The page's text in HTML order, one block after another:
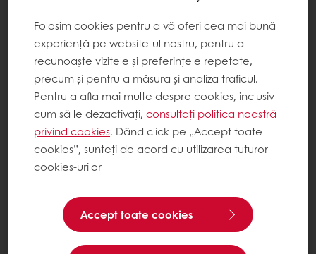
Folosim cookies pentru a vă oferi cea mai bună
experiență pe website-ul nostru, pentru a
recunoaște vizitele și preferințele repetate,
precum și pentru a măsura și analiza traficul.
Pentru a afla mai multe despre cookies, inclusiv
cum să le dezactivați, consultați politica noastră
privind cookies. Dând click pe „Accept toate
cookies”, sunteți de acord cu utilizarea tuturor
cookies-urilor
Accept toate cookies